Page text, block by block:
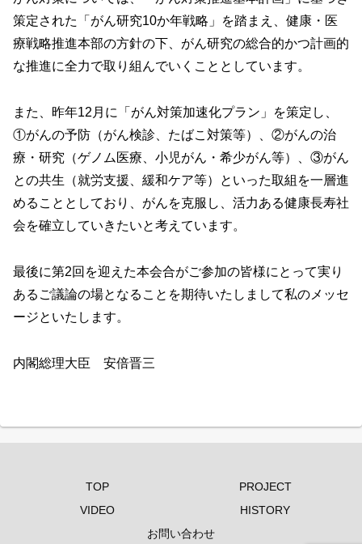
策定された「がん研究10か年戦略」を踏まえ、健康・医
療戦略推進本部の方針の下、がん研究の総合的かつ計画的
な推進に全力で取り組んでいくこととしています。
また、昨年12月に「がん対策加速化プラン」を策定し、
①がんの予防（がん検診、たばこ対策等）、②がんの治
療・研究（ゲノム医療、小児がん・希少がん等）、③がん
との共生（就労支援、緩和ケア等）といった取組を一層進
めることとしており、がんを克服し、活力ある健康長寿社
会を確立していきたいと考えています。
最後に第2回を迎えた本会合がご参加の皆様にとって実り
あるご議論の場となることを期待いたしまして私のメッセ
ージといたします。
内閣総理大臣 安倍晋三
TOP
PROJECT
VIDEO
HISTORY
お問い合わせ